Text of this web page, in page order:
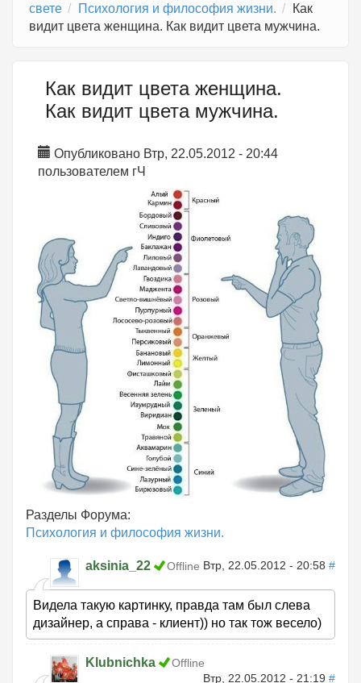
свете
Психология и философия жизни.
Как
видит цвета женщина. Как видит цвета мужчина.
Как видит цвета женщина.
Как видит цвета мужчина.
Опубликовано Втр, 22.05.2012 - 20:44
пользователем гЧ
Разделы Форума:
Психология и философия жизни.
aksinia_22 Offline Втр, 22.05.2012 - 20:58 #
Видела такую картинку, правда там был слева
дизайнер, а справа - клиент)) но так тож весело)
Klubnichka
Offline
Втр, 22.05.2012 - 21:19 #